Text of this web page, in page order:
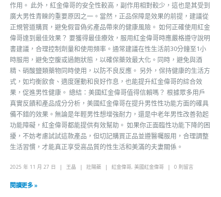
作用。 此外，紅金偉哥的安全性較高，副作用相對較少，這也是其受到
廣大男性青睞的重要原因之一。當然，正品保障是效果的前提，建議從
正規管道購買，避免假冒偽劣產品帶來的健康風險。 如何正確使用紅金
偉哥達到最佳效果？ 要獲得最佳療效，服用紅金偉哥時應嚴格遵守說明
書建議，合理控制劑量和使用頻率。通常建議在性生活前30分鐘至1小
時服用，避免空腹或過飽狀態，以確保藥效最大化。同時，避免與酒
精、硝酸鹽類藥物同時使用，以防不良反應。 另外，保持健康的生活方
式，如均衡飲食、適度運動和良好作息，也能提升紅金偉哥的綜合效
果，促進男性健康。 總結：美國紅金偉哥值得信賴嗎？ 根據眾多用戶
真實反饋和產品成分分析，美國紅金偉哥在提升男性性功能方面的確具
備不錯的效果。無論是年輕男性想增強耐力，還是中老年男性改善勃起
功能障礙，紅金偉哥都能提供有效幫助。 如果你正面臨性功能下降的困
擾，不妨考慮試試這款產品，但切記購買正品並遵醫囑服用，合理調整
生活習慣，才能真正享受高品質的性生活和美滿的夫妻關係。
2025 年 11 月 27 日 王晶 壯陽藥 紅金偉哥, 美國紅金偉哥 0 則留言
閱讀更多 »